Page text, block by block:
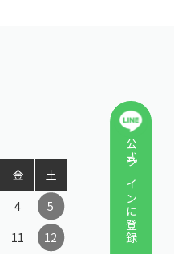
公式ラインに登録
金
土
4
5
11
12